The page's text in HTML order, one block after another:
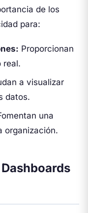
de los
para:
Proporcionan
real.
a visualizar
datos.
una
organización.